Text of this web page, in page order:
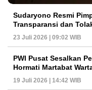
Sudaryono Resmi
Transparansi dan
23 Juli 2026 | 09:02 WIB
PWI Pusat Sesalkan
Hormati Martabat
19 Juli 2026 | 14:42 WIB